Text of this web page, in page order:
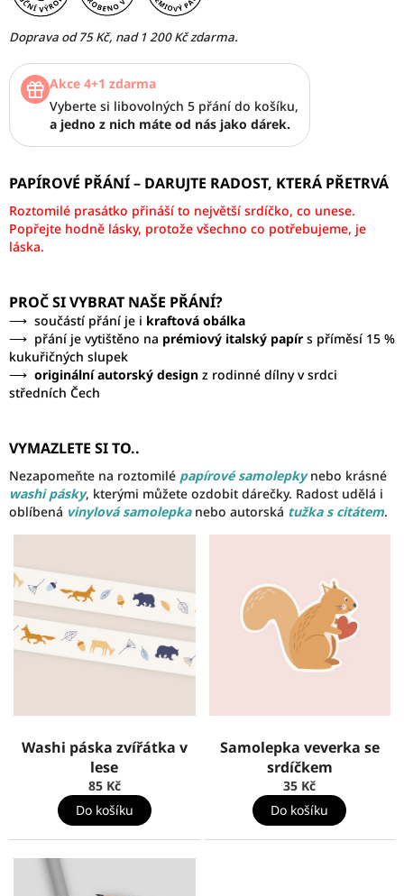
Doprava od 75 Kč, nad 1 200 Kč zdarma.
Akce 4+1 zdarma
Vyberte si libovolných 5 přání do košíku,
a jedno z nich máte od nás jako dárek.
PAPÍROVÉ PŘÁNÍ– DARUJTE RADOST, KTERÁ PŘETRVÁ
Roztomilé prasátko přináší to největší srdíčko, co unese.
Popřejte hodně lásky, protože všechno co potřebujeme, je
láska.
PROČ SI VYBRAT NAŠE PŘÁNÍ?
⟶ součástí přání je i kraftová obálka
⟶ přání je vytištěno na prémiový italský papír s příměsí 15 %
kukuřičných slupek
⟶ originální autorský design z rodinné dílny v srdci
středních Čech
VYMAZLETE SI TO..
Nezapomeňte na roztomilé papírové samolepkynebo krásné
washi pásky, kterými můžete ozdobit dárečky. Radost udělá i
oblíbená vinylová samolepkanebo autorská tužka s citátem.
Washi páska zvířátka v
lese
85 Kč
Do košíku
Samolepka veverka se
srdíčkem
35 Kč
Do košíku